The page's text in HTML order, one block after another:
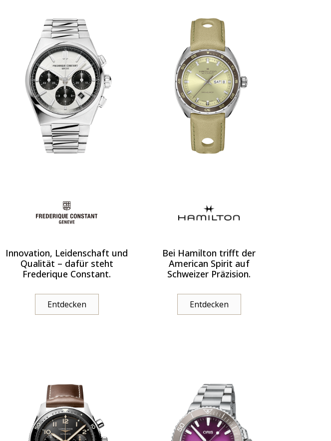
Innovation, Leidenschaft und
Qualität – dafür steht
Frederique Constant.
Entdecken
Bei Hamilton trifft der
American Spirit auf
Schweizer Präzision.
Entdecken